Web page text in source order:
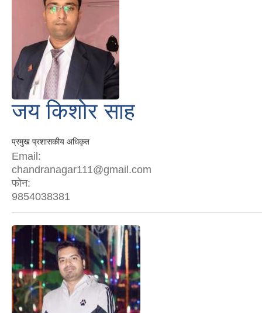
जय किशोर साह
प्रमुख प्रशासकीय अधिकृत
Email:
chandranagar111@gmail.com
फोन:
9854038381